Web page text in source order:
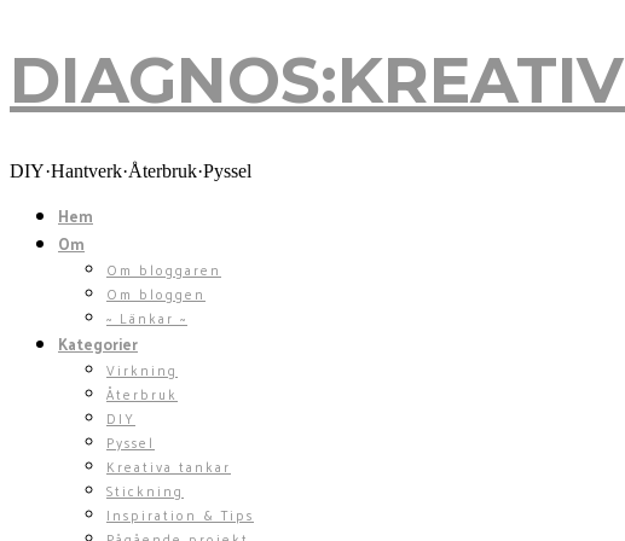
DIAGNOS:KREATIV
DIY·Hantverk·Återbruk·Pyssel
Hem
Om
Om bloggaren
Om bloggen
~ Länkar ~
Kategorier
Virkning
Återbruk
DIY
Pyssel
Kreativa tankar
Stickning
Inspiration & Tips